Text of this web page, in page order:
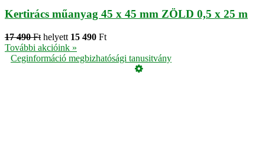
Kertirács műanyag 45 x 45 mm ZÖLD 0,5 x 25 m
17 490 Ft helyett 15 490 Ft
További akcióink »
Ceginformáció megbizhatósági tanusitvány